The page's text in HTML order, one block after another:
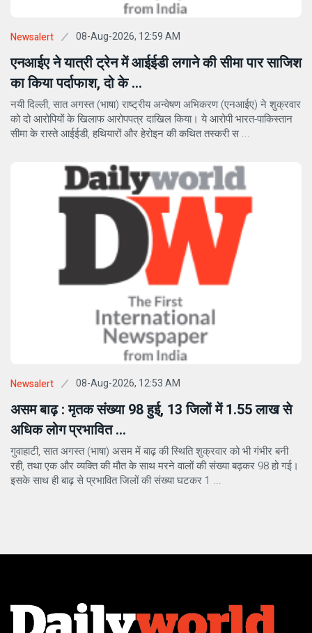
Newsalert 08-Aug-2026, 12:59 AM
एनआईए ने यात्री ट्रेन में आईईडी लगाने की सीमा पार साजिश
का किया पर्दाफाश, दो के ...
नयी दिल्ली, सात अगस्त (भाषा) राष्ट्रीय अन्वेषण अभिकरण (एनआईए) ने शुक्रवार
को दो आरोपियों के खिलाफ आरोपपत्र दाखिल किया। ये आरोपी भारत-पाकिस्तान
सीमा के रास्ते आईईडी, हथियारों और हेरोइन की कथित तस्करी स ...
Newsalert 08-Aug-2026, 12:53 AM
असम बाढ़ : मृतक संख्या 98 हुई, 13 जिलों में 1.55 लाख से
अधिक लोग प्रभावित ...
गुवाहाटी, सात अगस्त (भाषा) असम में बाढ़ की स्थिति शुक्रवार को भी गंभीर बनी
रही, तथा एक और व्यक्ति की मौत के साथ मरने वालों की संख्या बढ़कर 98 हो गई।
इसके साथ ही बाढ़ से प्रभावित जिलों की संख्या घटकर 1 ...